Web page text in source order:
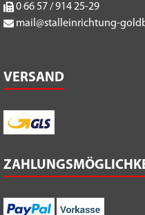
0 66 57 / 914 25-29
mail@stalleinrichtung-
VERSAND